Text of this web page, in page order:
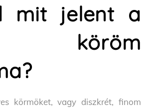
mit jelent a
köröm
körmöket, vagy diszkrét, finom